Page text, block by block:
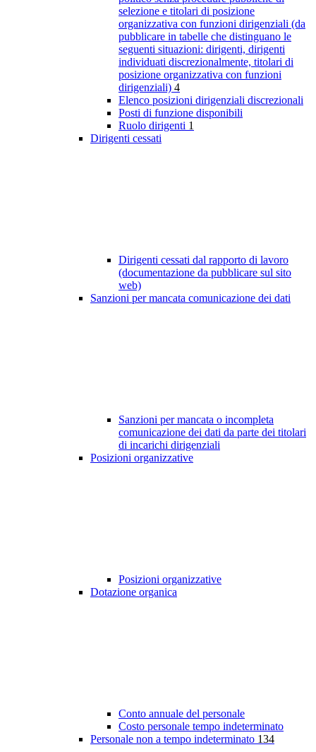
selezione e titolari di posizione
organizzativa con funzioni dirigenziali (da
pubblicare in tabelle che distinguano le
seguenti situazioni: dirigenti, dirigenti
individuati discrezionalmente, titolari di
posizione organizzativa con funzioni
dirigenziali) 4
Elenco posizioni dirigenziali discrezionali
Posti di funzione disponibili
Ruolo dirigenti 1
Dirigenti cessati
Dirigenti cessati dal rapporto di lavoro
(documentazione da pubblicare sul sito
web)
Sanzioni per mancata comunicazione dei dati
Sanzioni per mancata o incompleta
comunicazione dei dati da parte dei titolari
di incarichi dirigenziali
Posizioni organizzative
Posizioni organizzative
Dotazione organica
Conto annuale del personale
Costo personale tempo indeterminato
Personale non a tempo indeterminato 134